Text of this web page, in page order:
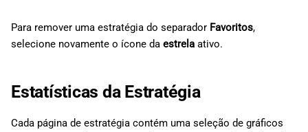
Para remover uma estratégia do separador Favoritos,
selecione novamente o ícone da estrela ativo.
Estatísticas da Estratégia
Cada página de estratégia contém uma seleção de gráficos